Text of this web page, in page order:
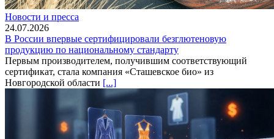
Новости и пресса
24.07.2026
В России впервые сертифицировали безглютеновую
продукцию по национальному стандарту
Первым производителем, получившим соответствующий
сертификат, стала компания «Сташевское био» из
Новгородской области [...]